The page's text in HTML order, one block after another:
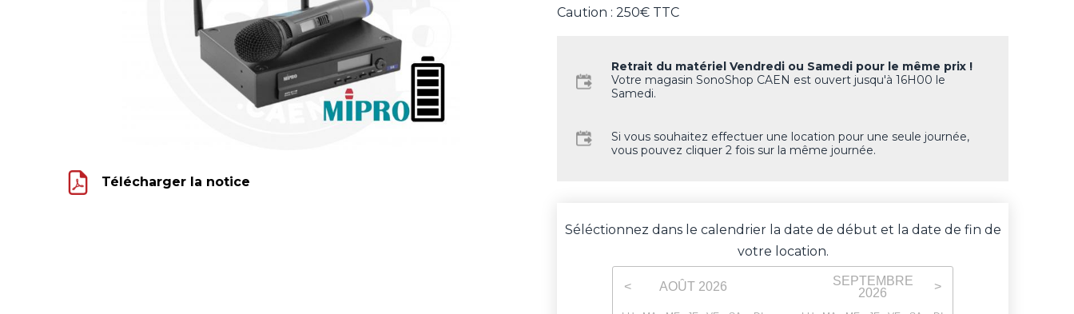
Télécharger la notice
Caution : 250€ TTC
Retrait du matériel Vendredi ou Samedi pour le même prix !
Votre magasin SonoShop CAEN est ouvert jusqu'à 16H00 le
Samedi.
Si vous souhaitez effectuer une location pour une seule journée,
vous pouvez cliquer 2 fois sur la même journée.
Séléctionnez dans le calendrier la date de début et la date de fin de
votre location.
< AOÛT 2026
SEPTEMBRE
2026
>